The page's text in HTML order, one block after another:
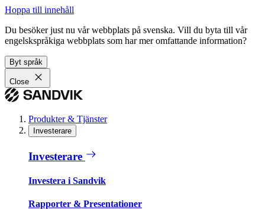
Hoppa till innehåll
Du besöker just nu vår webbplats på svenska. Vill du byta till vår
engelskspråkiga webbplats som har mer omfattande information?
Byt språk
Close
Produkter & Tjänster
Investerare
Investerare
Investera i Sandvik
Rapporter & Presentationer